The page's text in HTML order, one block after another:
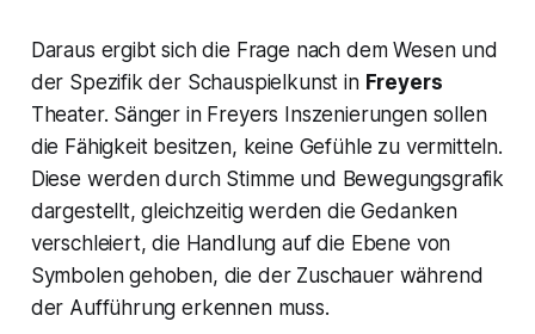
Daraus ergibt sich die Frage nach dem Wesen und
der Spezifik der Schauspielkunst in Freyers
Theater. Sänger in Freyers Inszenierungen sollen
die Fähigkeit besitzen, keine Gefühle zu vermitteln.
Diese werden durch Stimme und Bewegungsgrafik
dargestellt, gleichzeitig werden die Gedanken
verschleiert, die Handlung auf die Ebene von
Symbolen gehoben, die der Zuschauer während
der Aufführung erkennen muss.